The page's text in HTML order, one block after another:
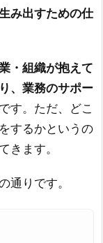
み出すための仕
・組織が抱えて
、業務のサポー
です。ただ、どこ
するかというの
きます。
通りです。